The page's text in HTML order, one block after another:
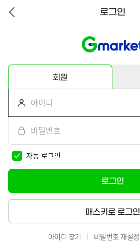
뒤
로그인
회원
자동 로그인
로그인
패스키로 로그인
아이디 찾기 비밀번호 재설정